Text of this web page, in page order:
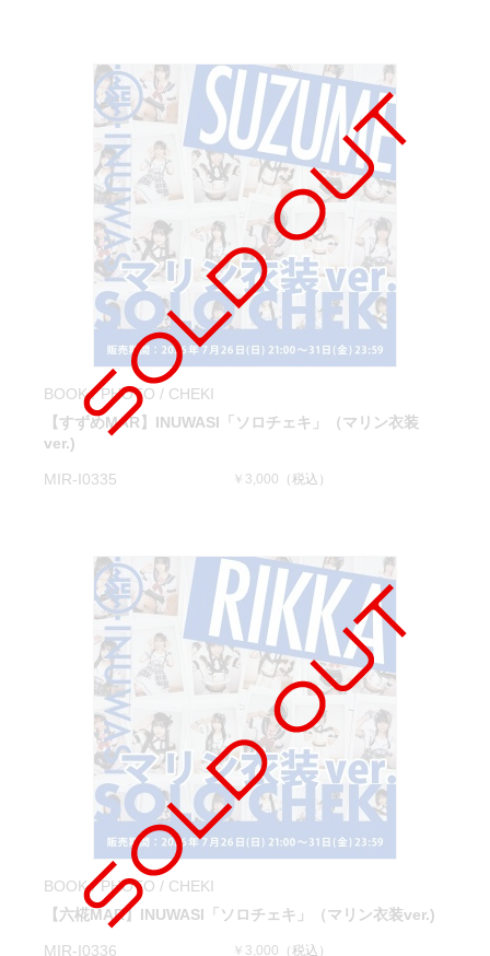
BOOK / PHOTO / CHEKI
【すずめMAR】INUWASI「ソロチェキ」（マリン衣装
ver.)
MIR-I0335 ￥3,000 （税込）
BOOK / PHOTO / CHEKI
【六椛MAR】INUWASI「ソロチェキ」（マリン衣装ver.)
MIR-I0336 ￥3,000 （税込）